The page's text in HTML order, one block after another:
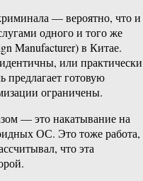
— вероятно, что и
одного и того же
Manufacturer) в Китае.
или практически
готовую
ограничены.
— это накатывание на
ОС. Это тоже работа,
что эта